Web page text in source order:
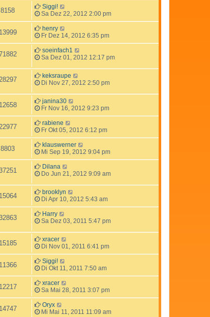
8158
Siggi!
Sa Dez 22, 2012 2:00 pm
13999
henry
Fr Dez 14, 2012 6:35 pm
soeinfach1
Sa Dez 01, 2012 12:17 pm
28297
keksraupe
Di Nov 27, 2012 2:50 pm
12658
janina30
Fr Nov 16, 2012 9:23 pm
22977
rabiene
Fr Okt 05, 2012 6:12 pm
8803
klauswerner
Mi Sep 19, 2012 9:04 pm
Dilana
Do Jun 21, 2012 9:09 am
15064
brooklyn
Di Apr 10, 2012 5:43 am
Harry
Sa Dez 03, 2011 5:47 pm
15185
xracer
Di Nov 01, 2011 6:41 pm
11366
Siggi!
Di Okt 11, 2011 7:50 am
12217
xracer
Sa Mai 28, 2011 3:07 pm
14747
Oryx
Mi Mai 11, 2011 11:09 am